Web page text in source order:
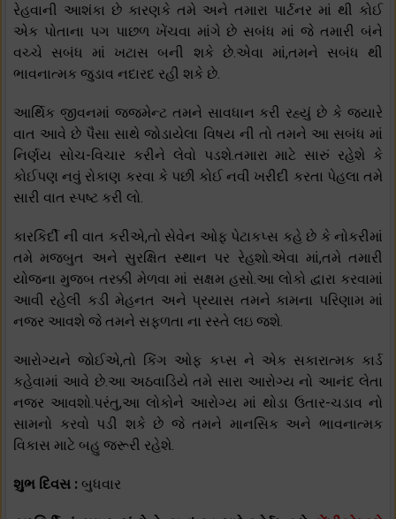
રેહવાની આશંકા છે કારણકે તમે અને તમારા પાર્ટનર માં થી કોઈ
એક પોતાના પગ પાછળ ખેંચવા માંગે છે સબંધ માં જે તમારી બંને
વચ્ચે સબંધ માં ખટાસ બની શકે છે.એવા માં,તમને સબંધ થી
ભાવનાત્મક જુડાવ નદારદ રહી શકે છે.
આર્થિક જીવનમાં જજમેન્ટ તમને સાવધાન કરી રહ્યું છે કે જયારે
વાત આવે છે પૈસા સાથે જોડાયેલા વિષય ની તો તમને આ સબંધ માં
નિર્ણય સોચ-વિચાર કરીને લેવો પડશે.તમારા માટે સારું રહેશે કે
કોઈપણ નવું રોકાણ કરવા કે પછી કોઈ નવી ખરીદી કરતા પેહલા તમે
સારી વાત સ્પષ્ટ કરી લો.
કારકિર્દી ની વાત કરીએ,તો સેવેન ઓફ પેટાકપ્સ કહે છે કે નોકરીમાં
તમે મજબુત અને સુરક્ષિત સ્થાન પર રેહશો.એવા માં,તમે તમારી
યોજના મુજબ તરક્કી મેળવા માં સક્ષમ હસો.આ લોકો દ્વારા કરવામાં
આવી રહેલી કડી મેહનત અને પ્રયાસ તમને કામના પરિણામ માં
નજર આવશે જે તમને સફળતા ના રસ્તે લઇ જશે.
આરોગ્યને જોઈએ,તો કિંગ ઓફ કપ્સ ને એક સકારાત્મક કાર્ડ
કહેવામાં આવે છે.આ અઠવાડિયે તમે સારા આરોગ્ય નો આનંદ લેતા
નજર આવશો.પરંતુ,આ લોકોને આરોગ્ય માં થોડા ઉતાર-ચડાવ નો
સામનો કરવો પડી શકે છે જે તમને માનસિક અને ભાવનાત્મક
વિકાસ માટે બહુ જરૂરી રહેશે.
શુભ દિવસ : બુધવાર